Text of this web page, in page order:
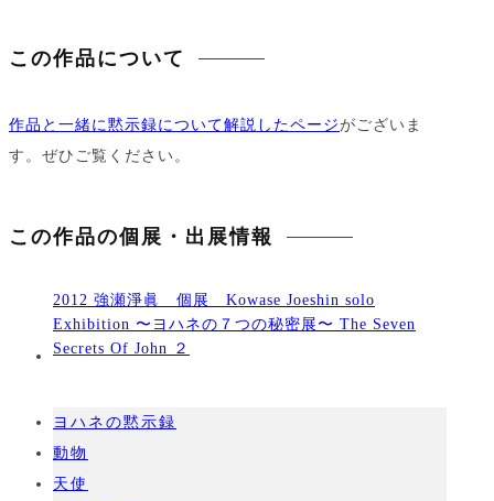
この作品について
作品と一緒に黙示録について解説したページがございま
す。ぜひご覧ください。
この作品の個展・出展情報
2012 強瀬淨眞 個展 Kowase Joeshin solo
Exhibition 〜ヨハネの７つの秘密展〜 The Seven
Secrets Of John ２
ヨハネの黙示録
動物
天使